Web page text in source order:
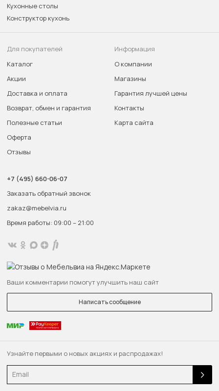
Узнайте первыми о новых акциях и распродажах!
Email
Кухонные столы
Конструктор кухонь
Для покупателей
Каталог
Акции
Доставка и оплата
Возврат, обмен и гарантия
Полезные статьи
Оферта
Отзывы
Информация
О компании
Магазины
Гарантия лучшей цены
Контакты
Карта сайта
+7 (495) 660-06-07
Заказать обратный звонок
zakaz@mebelvia.ru
Время работы: 09:00 – 21:00
Ваши комментарии помогут улучшить наш сайт
Написать сообщение